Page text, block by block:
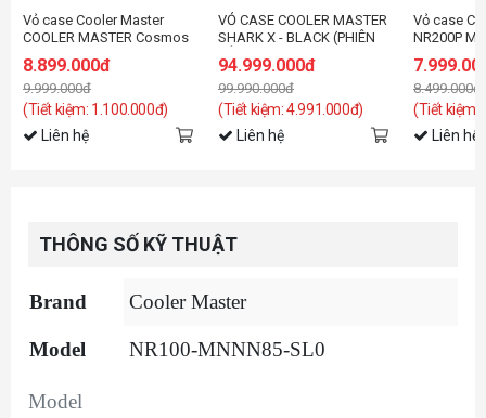
Vỏ case Cooler Master
COOLER MASTER Cosmos
8.899.000đ
9.999.000đ
(Tiết kiệm: 1.100.000đ)
Liên hệ
VỎ CASE COOLER MASTER
SHARK X - BLACK (PHIÊN
NGUỒN SFX, TẢN NHIỆT
NƯỚC AIO)
94.999.000đ
99.990.000đ
(Tiết kiệm: 4.991.000đ)
Liên hệ
Vỏ case
NR200P
8.499.000đ
(Tiết kiệm:
Liên hệ
THÔNG SỐ KỸ THUẬT
Model
Brand Cooler Master
Model NR100-MNNN85-SL0